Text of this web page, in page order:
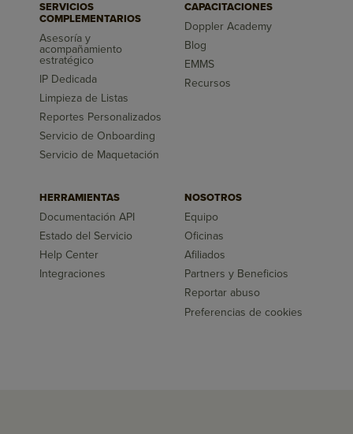
SERVICIOS
COMPLEMENTARIOS
Asesoría y
acompañamiento
estratégico
IP Dedicada
Limpieza de Listas
Reportes Personalizados
Servicio de Onboarding
Servicio de Maquetación
CAPACITACIONES
Doppler Academy
Blog
EMMS
Recursos
HERRAMIENTAS
Documentación API
Estado del Servicio
Help Center
Integraciones
NOSOTROS
Equipo
Oficinas
Afiliados
Partners y Beneficios
Reportar abuso
Preferencias de cookies